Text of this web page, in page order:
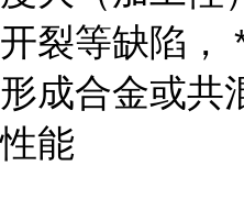
开裂等缺陷，
形成合金或共
性能